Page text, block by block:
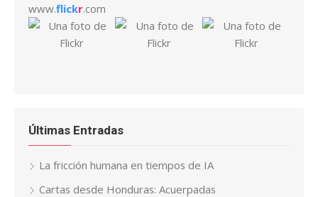
www.flickr.com
Últimas Entradas
La fricción humana en tiempos de IA
Cartas desde Honduras: Acuerpadas